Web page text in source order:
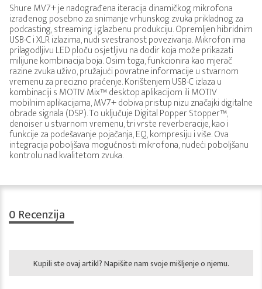
Shure MV7+ je nadograđena iteracija dinamičkog mikrofona
izrađenog posebno za snimanje vrhunskog zvuka prikladnog za
podcasting, streaming i glazbenu produkciju. Opremljen hibridnim
USB-C i XLR izlazima, nudi svestranost povezivanja. Mikrofon ima
prilagodljivu LED ploču osjetljivu na dodir koja može prikazati
milijune kombinacija boja. Osim toga, funkcionira kao mjerač
razine zvuka uživo, pružajući povratne informacije u stvarnom
vremenu za precizno praćenje. Korištenjem USB-C izlaza u
kombinaciji s MOTIV Mix™ desktop aplikacijom ili MOTIV
mobilnim aplikacijama, MV7+ dobiva pristup nizu značajki digitalne
obrade signala (DSP). To uključuje Digital Popper Stopper™,
denoiser u stvarnom vremenu, tri vrste reverberacije, kao i
funkcije za podešavanje pojačanja, EQ, kompresiju i više. Ova
integracija poboljšava mogućnosti mikrofona, nudeći poboljšanu
kontrolu nad kvalitetom zvuka.
0 Recenzija
Kupili ste ovaj artikl? Napišite nam svoje mišljenje o njemu.